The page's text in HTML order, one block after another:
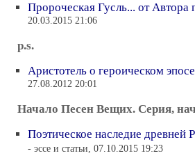
Пророческая Гусль... от Автора
20.03.2015 21:06
p.s.
Аристотель о героическом
27.08.2012 20:01
Начало Песен Вещих. Серия,
Поэтическое наследие
- эссе и статьи, 07.10.2015 19:23